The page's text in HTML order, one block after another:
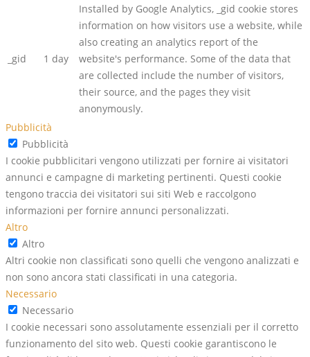
_gid 1 day
Installed by Google Analytics, _gid cookie stores
information on how visitors use a website, while
also creating an analytics report of the
website's performance. Some of the data that
are collected include the number of visitors,
their source, and the pages they visit
anonymously.
Pubblicità
Pubblicità
I cookie pubblicitari vengono utilizzati per fornire ai visitatori
annunci e campagne di marketing pertinenti. Questi cookie
tengono traccia dei visitatori sui siti Web e raccolgono
informazioni per fornire annunci personalizzati.
Altro
Altro
Altri cookie non classificati sono quelli che vengono analizzati e
non sono ancora stati classificati in una categoria.
Necessario
Necessario
I cookie necessari sono assolutamente essenziali per il corretto
funzionamento del sito web. Questi cookie garantiscono le